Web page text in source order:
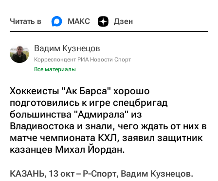
Читать в МАКС Дзен
Вадим Кузнецов
Корреспондент РИА Новости Спорт
Все материалы
Хоккеисты "Ак Барса" хорошо
подготовились к игре спецбригад
большинства "Адмирала" из
Владивостока и знали, чего ждать от них в
матче чемпионата КХЛ, заявил защитник
казанцев Михал Йордан.
КАЗАНЬ, 13 окт – Р-Спорт, Вадим Кузнецов.